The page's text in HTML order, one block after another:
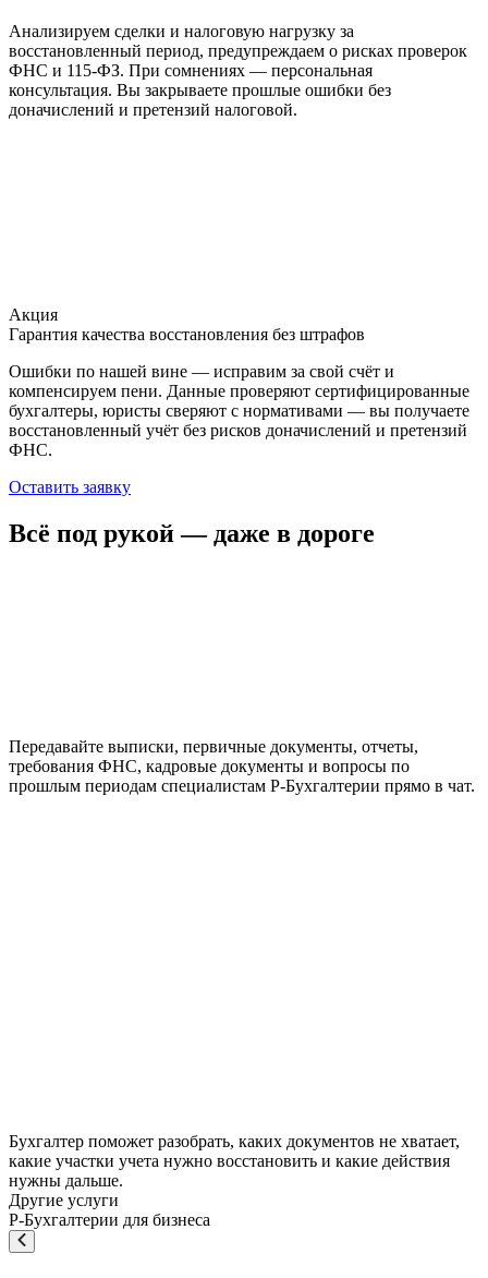
Анализируем сделки и налоговую нагрузку за
восстановленный период, предупреждаем о рисках проверок
ФНС и 115-ФЗ. При сомнениях — персональная
консультация. Вы закрываете прошлые ошибки без
доначислений и претензий налоговой.
Акция
Гарантия качества восстановления без штрафов
Ошибки по нашей вине — исправим за свой счёт и
компенсируем пени. Данные проверяют сертифицированные
бухгалтеры, юристы сверяют с нормативами — вы получаете
восстановленный учёт без рисков доначислений и претензий
ФНС.
Оставить заявку
Всё под рукой — даже в дороге
Передавайте выписки, первичные документы, отчеты,
требования ФНС, кадровые документы и вопросы по
прошлым периодам специалистам Р-Бухгалтерии прямо в чат.
Бухгалтер поможет разобрать, каких документов не хватает,
какие участки учета нужно восстановить и какие действия
нужны дальше.
Другие услуги
Р-Бухгалтерии для бизнеса